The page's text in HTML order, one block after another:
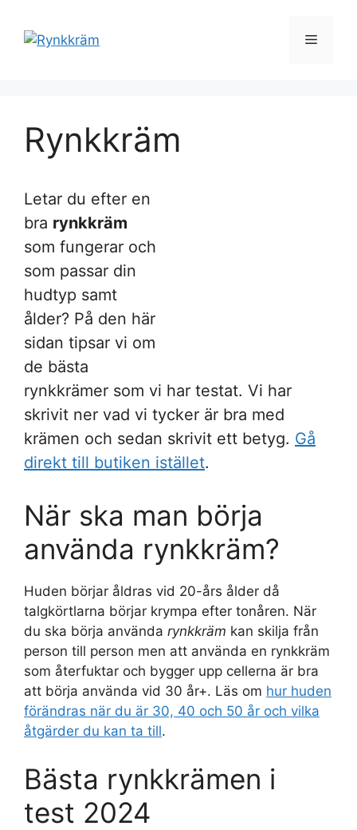
innehåll
Meny
Rynkkräm
Letar du efter en
bra rynkkräm
som fungerar och
som passar din
hudtyp samt
ålder? På den här
sidan tipsar vi om
de bästa
rynkkrämer som vi har testat. Vi har
skrivit ner vad vi tycker är bra med
krämen och sedan skrivit ett betyg. Gå
direkt till butiken istället.
När ska man börja
använda rynkkräm?
Huden börjar åldras vid 20-års ålder då
talgkörtlarna börjar krympa efter tonåren. När
du ska börja använda rynkkräm kan skilja från
person till person men att använda en rynkkräm
som återfuktar och bygger upp cellerna är bra
att börja använda vid 30 år+. Läs om hur huden
förändras när du är 30, 40 och 50 år och vilka
åtgärder du kan ta till.
Bästa rynkkrämen i
test 2024